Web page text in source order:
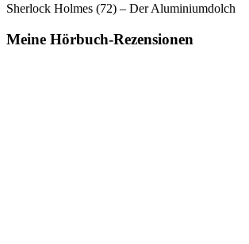
Sherlock Holmes (72) – Der Aluminiumdolch
Meine Hörbuch-Rezensionen